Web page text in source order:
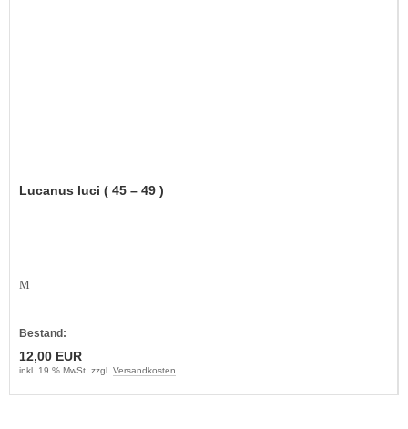
Lucanus luci ( 45 – 49 )
M
Bestand:
12,00 EUR
inkl. 19 % MwSt. zzgl. Versandkosten